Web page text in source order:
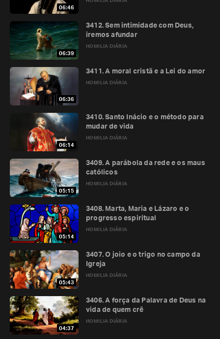
06:46
06:39
HOMILIA DIÁRIA
3412. Sem intimidade com Deus,
iremos afundar
06:36
HOMILIA DIÁRIA
3411. A moral cristã e a Lei do amor
06:14
HOMILIA DIÁRIA
3410. Santo Inácio e o método para
mudar de vida
05:15
HOMILIA DIÁRIA
3409. A parábola da rede e os maus
católicos
05:14
HOMILIA DIÁRIA
3408. Marta, Maria e Lázaro e o
progresso espiritual
05:43
HOMILIA DIÁRIA
3407. O joio e o trigo no campo da
Igreja
04:37
HOMILIA DIÁRIA
3406. A força da Palavra de Deus na
vida de quem crê